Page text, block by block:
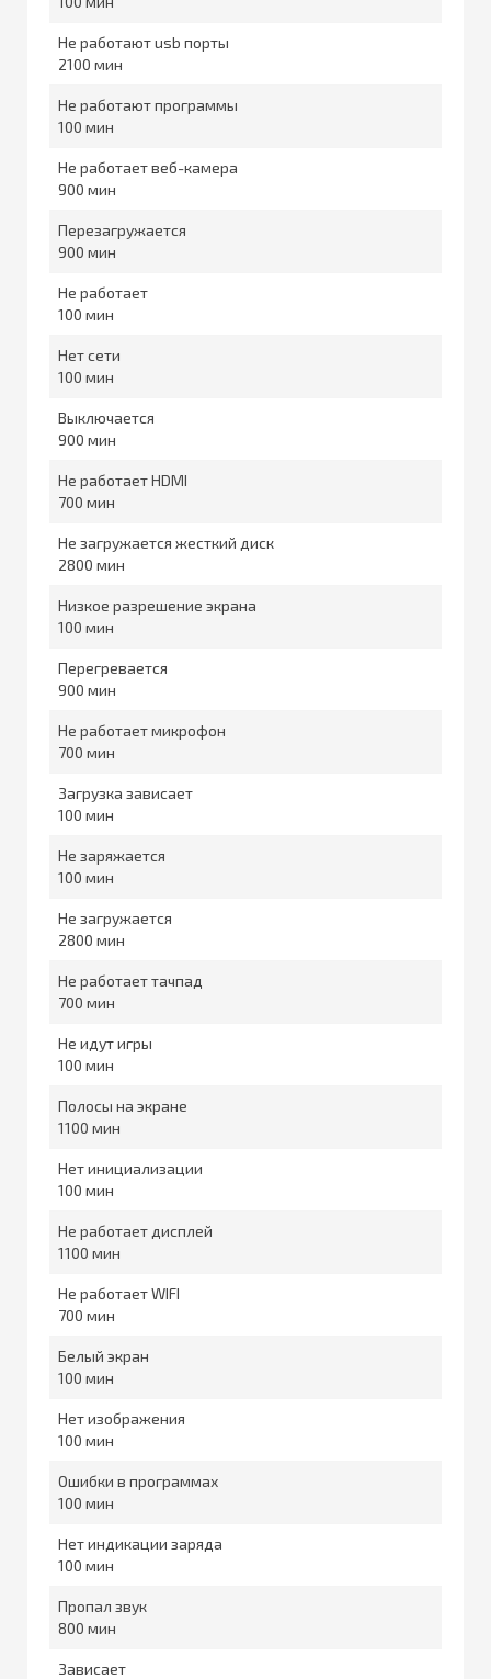
Не работают usb порты
2100
Не работают программы
100
Не работает веб-камера
900
Перезагружается
900
Не работает
100
Нет сети
100
Выключается
900
Не работает HDMI
700
Не загружается жесткий диск
2800
Низкое разрешение экрана
100
Перегревается
900
Не работает микрофон
700
Загрузка зависает
100
Не заряжается
100
Не загружается
2800
Не работает тачпад
700
Не идут игры
100
Полосы на экране
1100
Нет инициализации
100
Не работает дисплей
1100
Не работает WIFI
700
Белый экран
100
Нет изображения
100
Ошибки в программах
100
Нет индикации заряда
100
Пропал звук
800
Зависает